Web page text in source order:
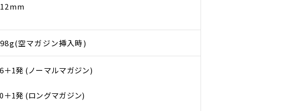
空マガジン挿入時)
＋1発 (ノーマルマガジン)
＋1発 (ロングマガジン)